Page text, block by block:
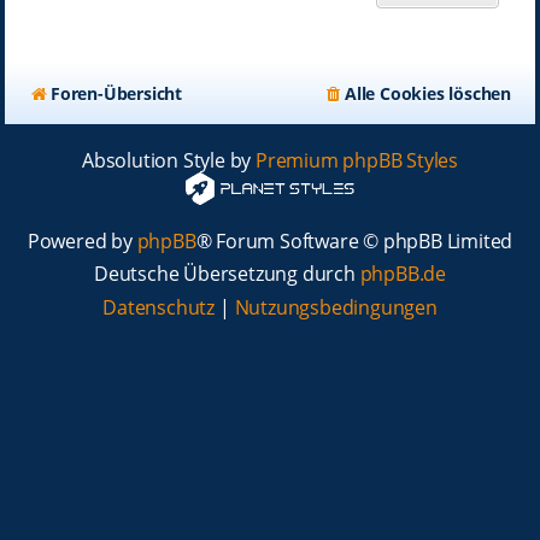
Foren-Übersicht Alle Cookies löschen
Absolution Style by Premium phpBB Styles
Powered by phpBB® Forum Software © phpBB Limited
Deutsche Übersetzung durch phpBB.de
Datenschutz | Nutzungsbedingungen